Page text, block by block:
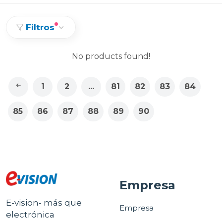
Filtros
No products found!
1 2 ... 81 82 83 84
85 86 87 88 89 90
E-vision- más que
electrónica
Empresa
Empresa